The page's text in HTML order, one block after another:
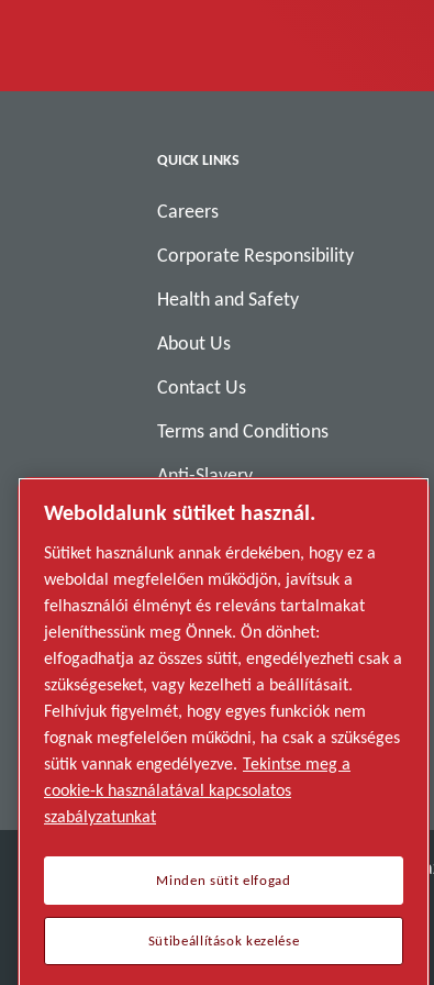
QUICK LINKS
Careers
Corporate Responsibility
Health and Safety
About Us
Contact Us
Terms and Conditions
Anti-Slavery
Privacy Policy
Report Misconduct
Suppliers
Accessibility
Fedezze fel, hogyan teszi
Az Atlas Copco Group része
Weboldalunk sütiket használ.
Sütiket használunk annak érdekében, hogy ez a
weboldal megfelelően működjön, javítsuk a
felhasználói élményt és releváns tartalmakat
jeleníthessünk meg Önnek. Ön dönhet:
elfogadhatja az összes sütit, engedélyezheti csak a
szükségeseket, vagy kezelheti a beállításait.
Felhívjuk figyelmét, hogy egyes funkciók nem
fognak megfelelően működni, ha csak a szükséges
sütik vannak engedélyezve. Tekintse meg a
cookie-k használatával kapcsolatos
szabályzatunkat
Minden sütit elfogad
Sütibeállítások kezelése